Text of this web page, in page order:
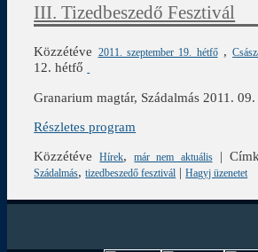
III. Tizedbeszedő Fesztivál
Közzétéve 2011. szeptember 19. hétfő ,
12. hétfő
Granarium magtár, Szádalmás 2011.
Részletes program
Közzétéve
Hírek,már nem aktuális|
Szádalmás,tizedbeszedő fesztivál |Hagyj üzenetet